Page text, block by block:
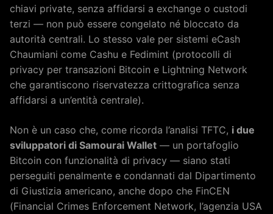
chiavi private, senza affidarsi a exchange o custodi
terzi — non può essere congelato né bloccato da
autorità centrali. Lo stesso vale per sistemi eCash
Chaumiani come Cashu e Fedimint (protocolli di
privacy per transazioni Bitcoin e Lightning Network
che garantiscono riservatezza crittografica senza
affidarsi a un’entità centrale).
Non è un caso che, come ricorda l’analisi TFTC, i due
sviluppatori di Samourai Wallet — un portafoglio
Bitcoin con funzionalità di privacy — siano stati
perseguiti penalmente e condannati dal Dipartimento
di Giustizia americano, anche dopo che FinCEN
(Financial Crimes Enforcement Network, l’agenzia USA